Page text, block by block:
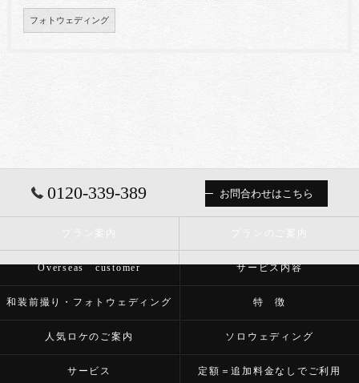
フォトウェディング
0120-339-389 お問合わせはこちら
Overseas customer サービス内容
和装前撮り・フォトウェディング 特 徴
人気ロケのご案内 ソロウェディング
サービス 定額＝追加料金なしでご利用